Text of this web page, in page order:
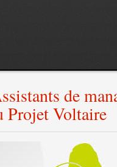
de
Projet Voltaire